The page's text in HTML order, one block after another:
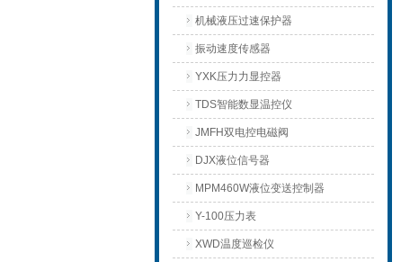
机械液压过速保护器
振动速度传感器
YXK压力力显控器
TDS智能数显温控仪
JMFH双电控电磁阀
DJX液位信号器
MPM460W液位变送控制器
Y-100压力表
XWD温度巡检仪